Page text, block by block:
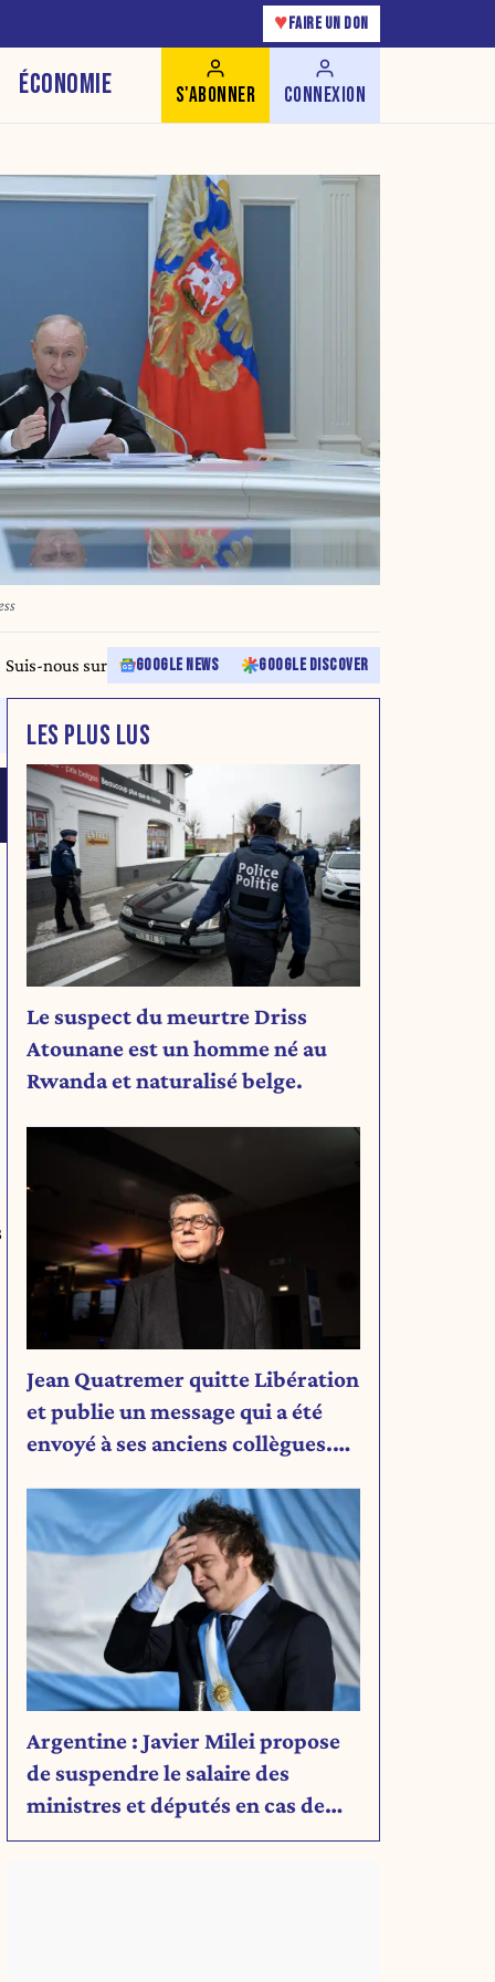
♥ FAIRE UN DON
ÉCONOMIE S'ABONNER CONNEXION
Suis-nous sur GOOGLE NEWS GOOGLE DISCOVER
LES PLUS LUS
Le suspect du meurtre Driss
Atounane est un homme né au
Rwanda et naturalisé belge.
Jean Quatremer quitte Libération
et publie un message qui a été
envoyé à ses anciens collègues.
Argentine : Javier Milei propose
de suspendre le salaire des
ministres et députés en cas de
déficit budgétaire